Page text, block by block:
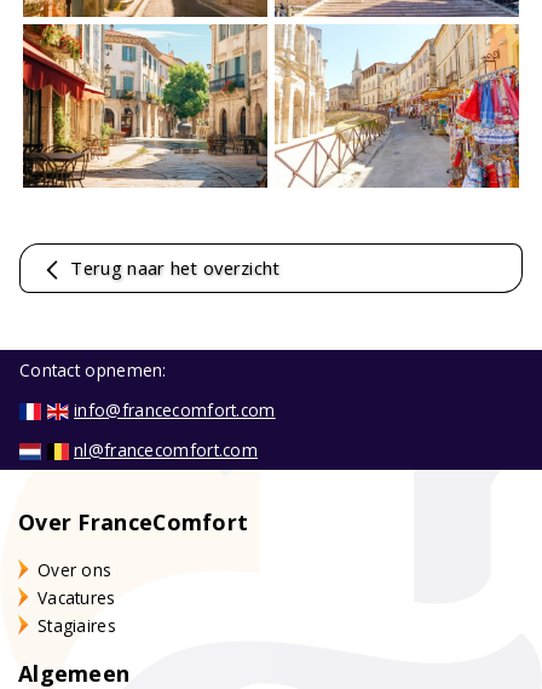
Terug naar het overzicht
Contact opnemen:
info@francecomfort.com
nl@francecomfort.com
Over FranceComfort
Over ons
Vacatures
Stagiaires
Algemeen